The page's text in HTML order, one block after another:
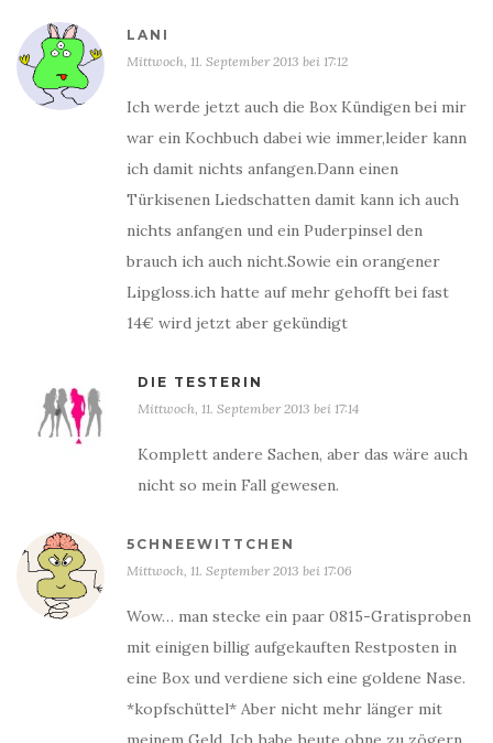
LANI
Mittwoch, 11. September 2013 bei 17:12
Ich werde jetzt auch die Box Kündigen bei mir
war ein Kochbuch dabei wie immer,leider kann
ich damit nichts anfangen.Dann einen
Türkisenen Liedschatten damit kann ich auch
nichts anfangen und ein Puderpinsel den
brauch ich auch nicht.Sowie ein orangener
Lipgloss.ich hatte auf mehr gehofft bei fast
14€ wird jetzt aber gekündigt
DIE TESTERIN
Mittwoch, 11. September 2013 bei 17:14
Komplett andere Sachen, aber das wäre auch
nicht so mein Fall gewesen.
5CHNEEWITTCHEN
Mittwoch, 11. September 2013 bei 17:06
Wow… man stecke ein paar 0815-Gratisproben
mit einigen billig aufgekauften Restposten in
eine Box und verdiene sich eine goldene Nase.
*kopfschüttel* Aber nicht mehr länger mit